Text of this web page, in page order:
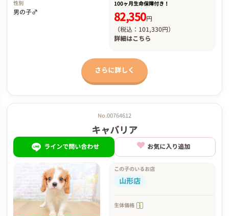
性別
男の子♂
100ヶ月生命保障付き！
82,350円
（税込：101,330円）
詳細はこちら
さらに詳しく
No.00764612
キャバリア
ラインで問い合わせ お気に入り追加
この子のいるお店
山形店
生体価格